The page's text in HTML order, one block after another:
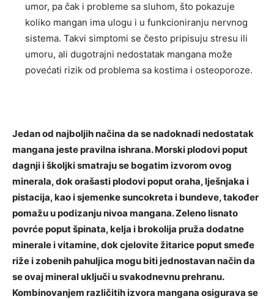
umor, pa čak i probleme sa sluhom, što pokazuje
koliko mangan ima ulogu i u funkcioniranju nervnog
sistema. Takvi simptomi se često pripisuju stresu ili
umoru, ali dugotrajni nedostatak mangana može
povećati rizik od problema sa kostima i osteoporoze.
Jedan od najboljih načina da se nadoknadi nedostatak
mangana jeste pravilna ishrana. Morski plodovi poput
dagnji i školjki smatraju se bogatim izvorom ovog
minerala, dok orašasti plodovi poput oraha, lješnjaka i
pistacija, kao i sjemenke suncokreta i bundeve, također
pomažu u podizanju nivoa mangana. Zeleno lisnato
povrće poput špinata, kelja i brokolija pruža dodatne
minerale i vitamine, dok cjelovite žitarice poput smeđe
riže i zobenih pahuljica mogu biti jednostavan način da
se ovaj mineral uključi u svakodnevnu prehranu.
Kombinovanjem različitih izvora mangana osigurava se